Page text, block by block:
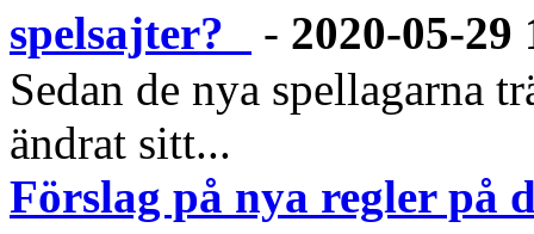
spelsajter?
- 2020-05-29
Sedan de nya spellagarna
ändrat sitt...
Förslag på nya regler på